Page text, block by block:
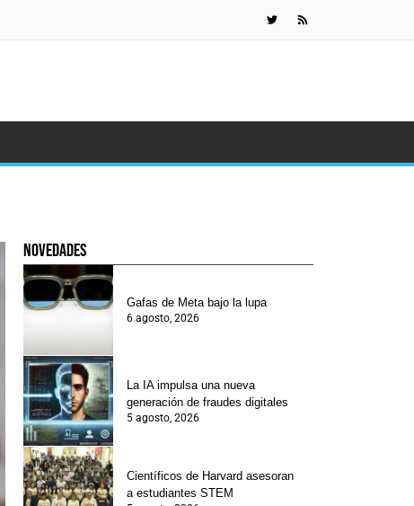
novedades
Gafas de Meta bajo la lupa
6 agosto, 2026
La IA impulsa una nueva
generación de fraudes digitales
5 agosto, 2026
Científicos de Harvard asesoran
a estudiantes STEM